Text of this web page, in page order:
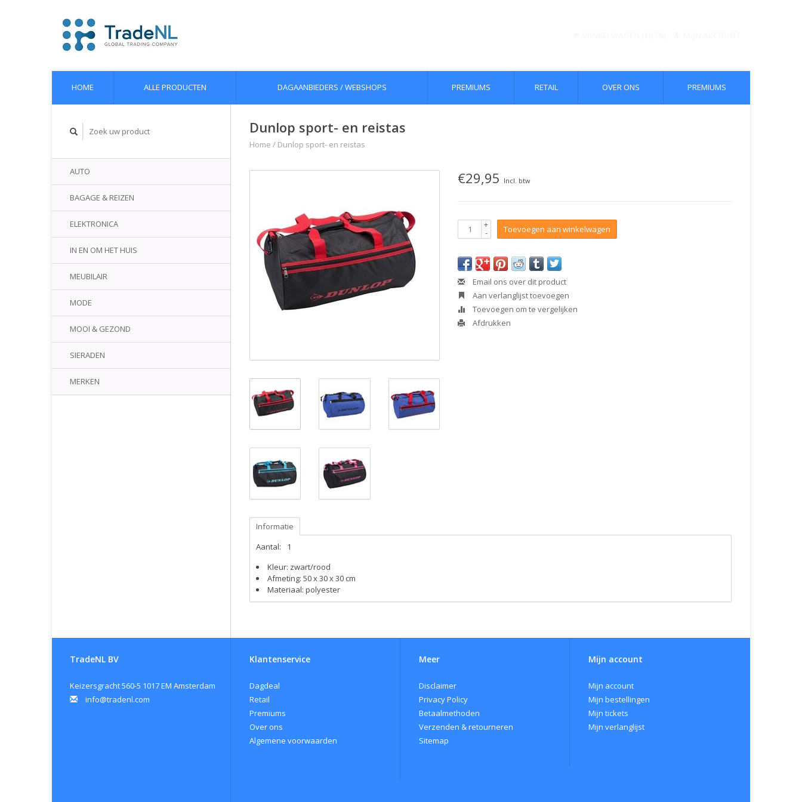
HOME ALLE PRODUCTEN DAGAANBIEDERS / WEBSHOPS PREMIUMS RETAIL OVER ONS PREMIUMS
AUTO
BAGAGE & REIZEN
ELEKTRONICA
IN EN OM HET HUIS
MEUBILAIR
MODE
MOOI & GEZOND
SIERADEN
MERKEN
Dunlop sport- en reistas
Home / Dunlop sport- en reistas
€29,95 Incl. btw
+
- Toevoegen aan winkelwagen
Email ons over dit product
Aan verlanglijst toevoegen
Toevoegen om te vergelijken
Afdrukken
Informatie
Aantal:
1
Kleur: zwart/rood
Afmeting: 50 x 30 x 30 cm
Materiaal: polyester
TradeNL BV
Keizersgracht 560-5 1017 EM Amsterdam
info@tradenl.com
Klantenservice
Dagdeal
Retail
Premiums
Over ons
Algemene voorwaarden
Meer
Disclaimer
Privacy Policy
Betaalmethoden
Verzenden & retourneren
Sitemap
Mijn account
Mijn account
Mijn bestellingen
Mijn tickets
Mijn verlanglijst